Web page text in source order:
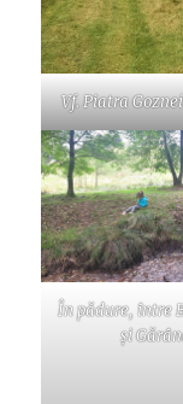
Vf. Piatra
În pădure, între
și